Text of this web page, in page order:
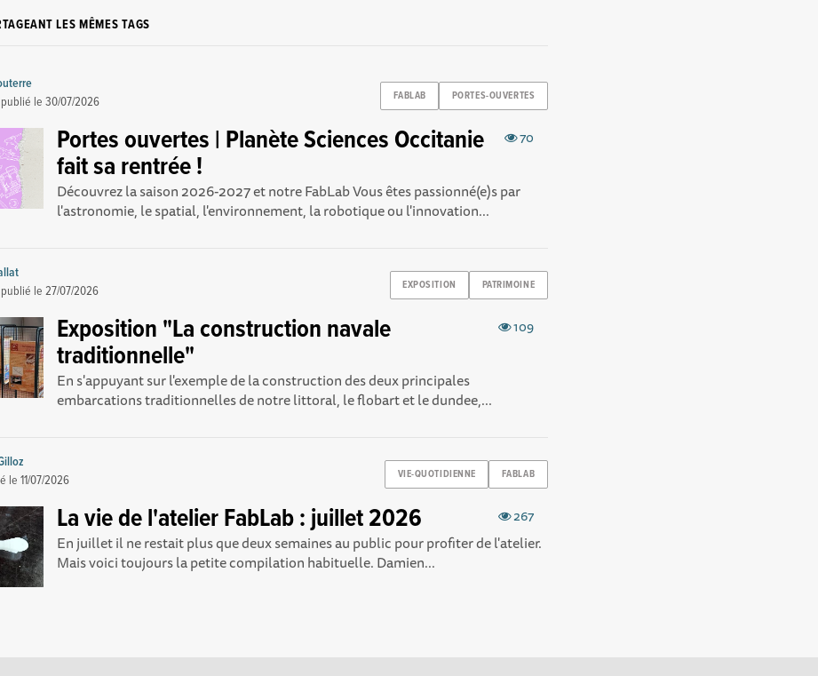
LES MÊMES TAGS
FABLAB PORTES-OUVERTES
publié le30/07/2026
70
Portes ouvertes | Planète Sciences Occitanie
fait sa rentrée !
Découvrez la saison 2026-2027 et notre FabLab Vous êtes passionné(e)s par
l'astronomie, le spatial, l'environnement, la robotique ou l'innovation...
EXPOSITION PATRIMOINE
publié le27/07/2026
109
Exposition "La construction navale
traditionnelle"
En s'appuyant sur l'exemple de la construction des deux principales
embarcations traditionnelles de notre littoral, le flobart et le dundee,...
VIE-QUOTIDIENNE FABLAB
le11/07/2026
267
La vie de l'atelier FabLab : juillet 2026
En juillet il ne restait plus que deux semaines au public pour profiter de l'atelier.
Mais voici toujours la petite compilation habituelle. Damien...